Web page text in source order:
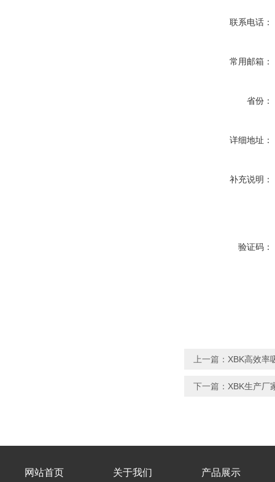
联系电话：
常用邮箱：
省份：
详细地址：
补充说明：
验证码：
上一篇： XBK高效率
下一篇： XBK生产厂
网站首页 关于我们 产品展示